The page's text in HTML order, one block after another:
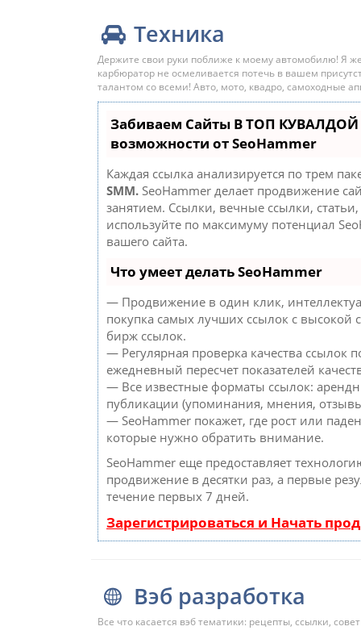
Техника
Держите свои руки поближе к моему автомобилю! Я
карбюратор не осмеливается потечь в вашем
талантом со всеми! Авто, мото, квадро, самоходные
Забиваем Сайты В ТОП КУВАЛДОЙ
возможности от SeoHammer
Каждая ссылка анализируется по трем
SMM. SeoHammer делает продвижение
занятием. Ссылки, вечные ссылки,
используйте по максимуму потенциал
вашего сайта.
Что умеет делать SeoHammer
— Продвижение в один клик,
покупка самых лучших ссылок с высокой
бирж ссылок.
— Регулярная проверка качества ссылок
ежедневный пересчет показателей
— Все известные форматы ссылок:
публикации (упоминания, мнения,
— SeoHammer покажет, где рост или
которые нужно обратить внимание.
SeoHammer еще предоставляет
продвижение в десятки раз, а первые
течение первых 7 дней.
Зарегистрироваться и Начать
Вэб разработка
Все что касается вэб тематики: рецепты, ссылки,